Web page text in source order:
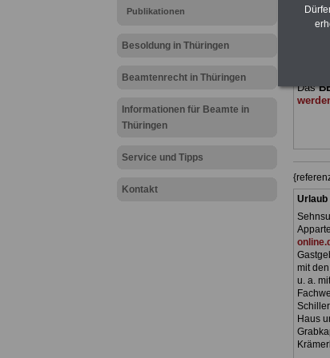
Publikationen
Besoldung in Thüringen
Beamtenrecht in Thüringen
Informationen für Beamte in
Thüringen
Service und Tipps
Kontakt
Das
Urlaub
mit
u. a.
Haus